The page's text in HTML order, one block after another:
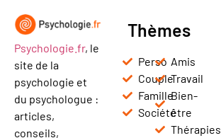
Psychologie.fr, le
site de la
psychologie et
du psychologue :
articles,
conseils,
Thèmes
Perso
Couple
Famille
Société
Amis
Travail
Bien-
être
Thérapies